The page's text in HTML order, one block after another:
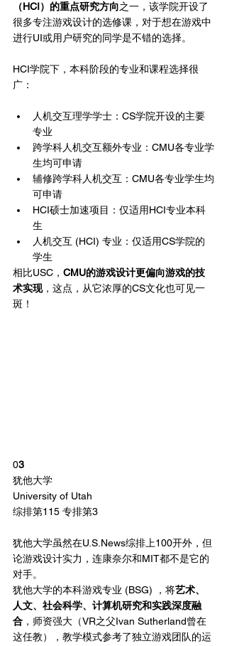
（HCI）的重点研究方向之一，该学院开设了
很多专注游戏设计的选修课，对于想在游戏中
进行UI或用户研究的同学是不错的选择。
HCI学院下，本科阶段的专业和课程选择很
广：
人机交互理学学士：CS学院开设的主要
专业
跨学科人机交互额外专业：CMU各专业学
生均可申请
辅修跨学科人机交互：CMU各专业学生均
可申请
HCI硕士加速项目：仅适用HCI专业本科
生
人机交互 (HCI) 专业：仅适用CS学院的
学生
相比USC， CMU的游戏设计更偏向游戏的技
术实现，这点，从它浓厚的CS文化也可见一
斑！
03
犹他大学
University of Utah
综排第115 专排第3
犹他大学虽然在U.S.News综排上100开外，但
论游戏设计实力，连康奈尔和MIT都不是它的
对手。
犹他大学的本科游戏专业 (BSG) ，将艺术、
人文、社会科学、计算机研究和实践深度融
合 ，师资强大（VR之父Ivan Sutherland曾在
这任教），教学模式参考了独立游戏团队的运